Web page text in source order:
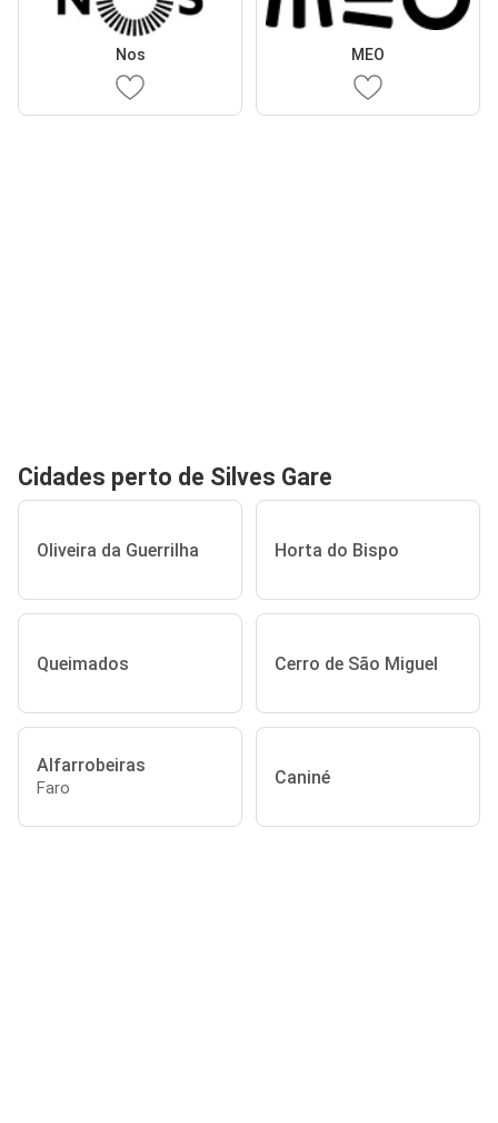
Nos MEO
Cidades perto de Silves Gare
Oliveira da Guerrilha Horta do Bispo
Queimados Cerro de São Miguel
Alfarrobeiras
Faro Caniné